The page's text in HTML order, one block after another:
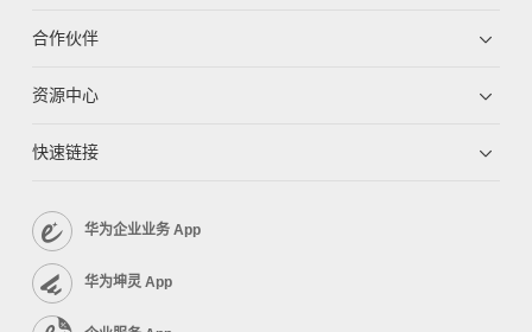
合作伙伴
资源中心
快速链接
华为企业业务 App
华为坤灵 App